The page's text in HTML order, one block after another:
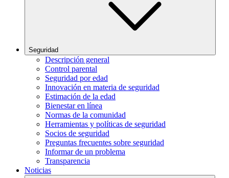
Seguridad
Descripción general
Control parental
Seguridad por edad
Innovación en materia de seguridad
Estimación de la edad
Bienestar en línea
Normas de la comunidad
Herramientas y políticas de seguridad
Socios de seguridad
Preguntas frecuentes sobre seguridad
Informar de un problema
Transparencia
Noticias